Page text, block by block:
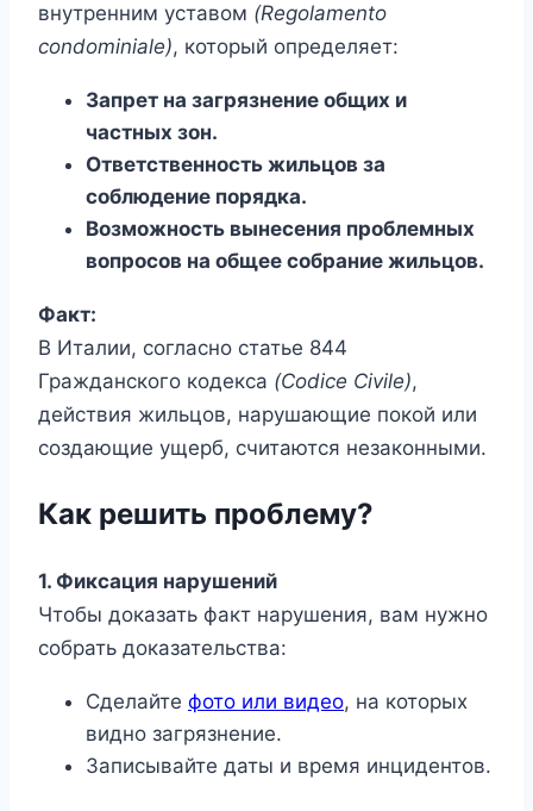
внутренним уставом (Regolamento
condominiale), который определяет:
Запрет на загрязнение общих и
частных зон.
Ответственность жильцов за
соблюдение порядка.
Возможность вынесения проблемных
вопросов на общее собрание жильцов.
Факт:
В Италии, согласно статье 844
Гражданского кодекса (Codice Civile),
действия жильцов, нарушающие покой или
создающие ущерб, считаются незаконными.
Как решить проблему?
1. Фиксация нарушений
Чтобы доказать факт нарушения, вам нужно
собрать доказательства:
Сделайте фото или видео, на которых
видно загрязнение.
Записывайте даты и время инцидентов.